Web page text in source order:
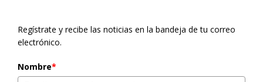
Regístrate y recibe las noticias en la bandeja de tu correo
electrónico.
Nombre*